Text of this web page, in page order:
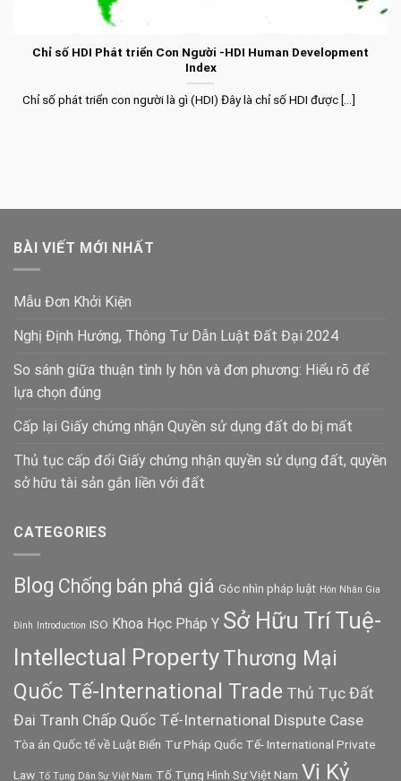
Chỉ số HDI Phát triển Con Người -HDI Human Development
Index
Chỉ số phát triển con người là gì (HDI) Đây là chỉ số HDI được [...]
BÀI VIẾT MỚI NHẤT
Mẫu Đơn Khởi Kiện
Nghị Định Hướng, Thông Tư Dẫn Luật Đất Đại 2024
So sánh giữa thuận tình ly hôn và đơn phương: Hiểu rõ để
lựa chọn đúng
Cấp lại Giấy chứng nhận Quyền sử dụng đất do bị mất
Thủ tục cấp đổi Giấy chứng nhận quyền sử dụng đất, quyền
sở hữu tài sản gắn liền với đất
CATEGORIES
Blog Chống bán phá giá Góc nhìn pháp luật Hôn Nhân Gia
Đình Introduction ISO Khoa Học Pháp Y Sở Hữu Trí Tuệ-
Intellectual PropertyThương Mại
Quốc Tế-International Trade Thủ Tục Đất
Đai Tranh Chấp Quốc Tế-International Dispute Case
Tòa án Quốc tế về Luật Biển Tư Pháp Quốc Tế- International Private
Law Tố Tụng Dân Sự Việt Nam Tố Tụng Hình Sự Việt Nam Vị Kỷ